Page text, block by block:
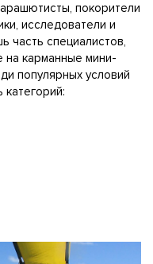
покорители
исследователи и
часть специалистов,
на карманные мини-
популярных условий